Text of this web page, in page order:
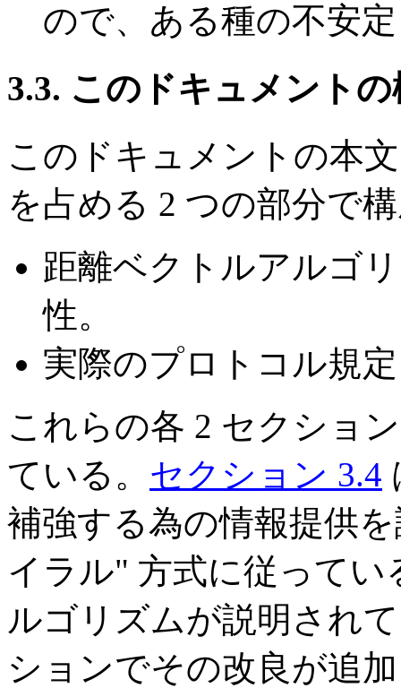
ので、ある種の不安
3.3. このドキュメントの
このドキュメントの本
を占める 2 つの部分で
距離ベクトルアルゴ
性。
実際のプロトコル規定
これらの各 2 セクショ
ている。 セクション 3.4
補強する為の情報提供
イラル" 方式に従って
ルゴリズムが説明され
ションでその改良が追